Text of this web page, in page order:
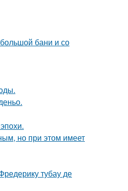
бани и со
но при этом имеет
тубау де